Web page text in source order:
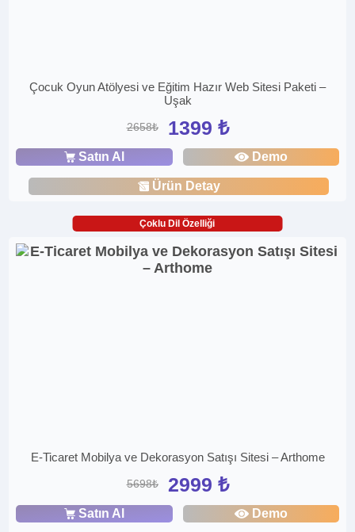
Çocuk Oyun Atölyesi ve Eğitim Hazır Web Sitesi Paketi –
Uşak
2658₺ 1399 ₺
Satın Al Demo
Ürün Detay
Çoklu Dil Özelliği
E-Ticaret Mobilya ve Dekorasyon Satışı Sitesi – Arthome
5698₺ 2999 ₺
Satın Al Demo